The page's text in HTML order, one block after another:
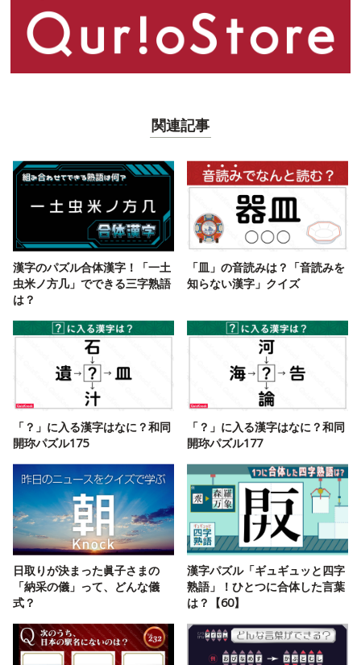
関連記事
漢字のパズル合体漢字！「一土
虫米ノ方几」でできる三字熟語
は？
「皿」の音読みは？「音読みを
知らない漢字」クイズ
「？」に入る漢字はなに？和同
開珎パズル175
「？」に入る漢字はなに？和同
開珎パズル177
日取りが決まった眞子さまの
「納采の儀」って、どんな儀
式？
漢字パズル「ギュギュッと四字
熟語」！ひとつに合体した言葉
は？【60】